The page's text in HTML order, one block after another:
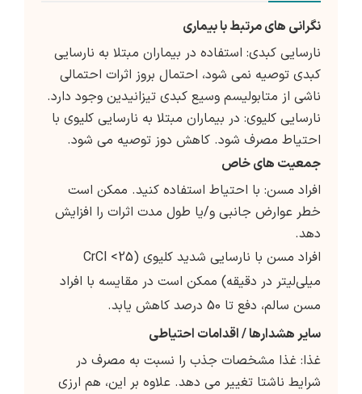
نگرانی های مرتبط با بیماری
نارسایی کبدی: استفاده در بیماران مبتلا به نارسایی
کبدی توصیه نمی شود، احتمال بروز اثرات احتمالی
ناشی از متابولیسم وسیع کبدی تیزانیدین وجود دارد.
نارسایی کلیوی: در بیماران مبتلا به نارسایی کلیوی با
احتیاط مصرف شود. کاهش دوز توصیه می شود.
جمعیت های خاص
افراد مسن: با احتیاط استفاده کنید. ممکن است
خطر عوارض جانبی و/یا طول مدت اثرات را افزایش
دهد.
افراد مسن با نارسایی شدید کلیوی (CrCl <25
میلی‌لیتر در دقیقه) ممکن است در مقایسه با افراد
مسن سالم، دفع تا 50 درصد کاهش یابد.
سایر هشدارها / اقدامات احتیاطی
غذا: غذا مشخصات جذب را نسبت به مصرف در
شرایط ناشتا تغییر می دهد. علاوه بر این، هم ارزی